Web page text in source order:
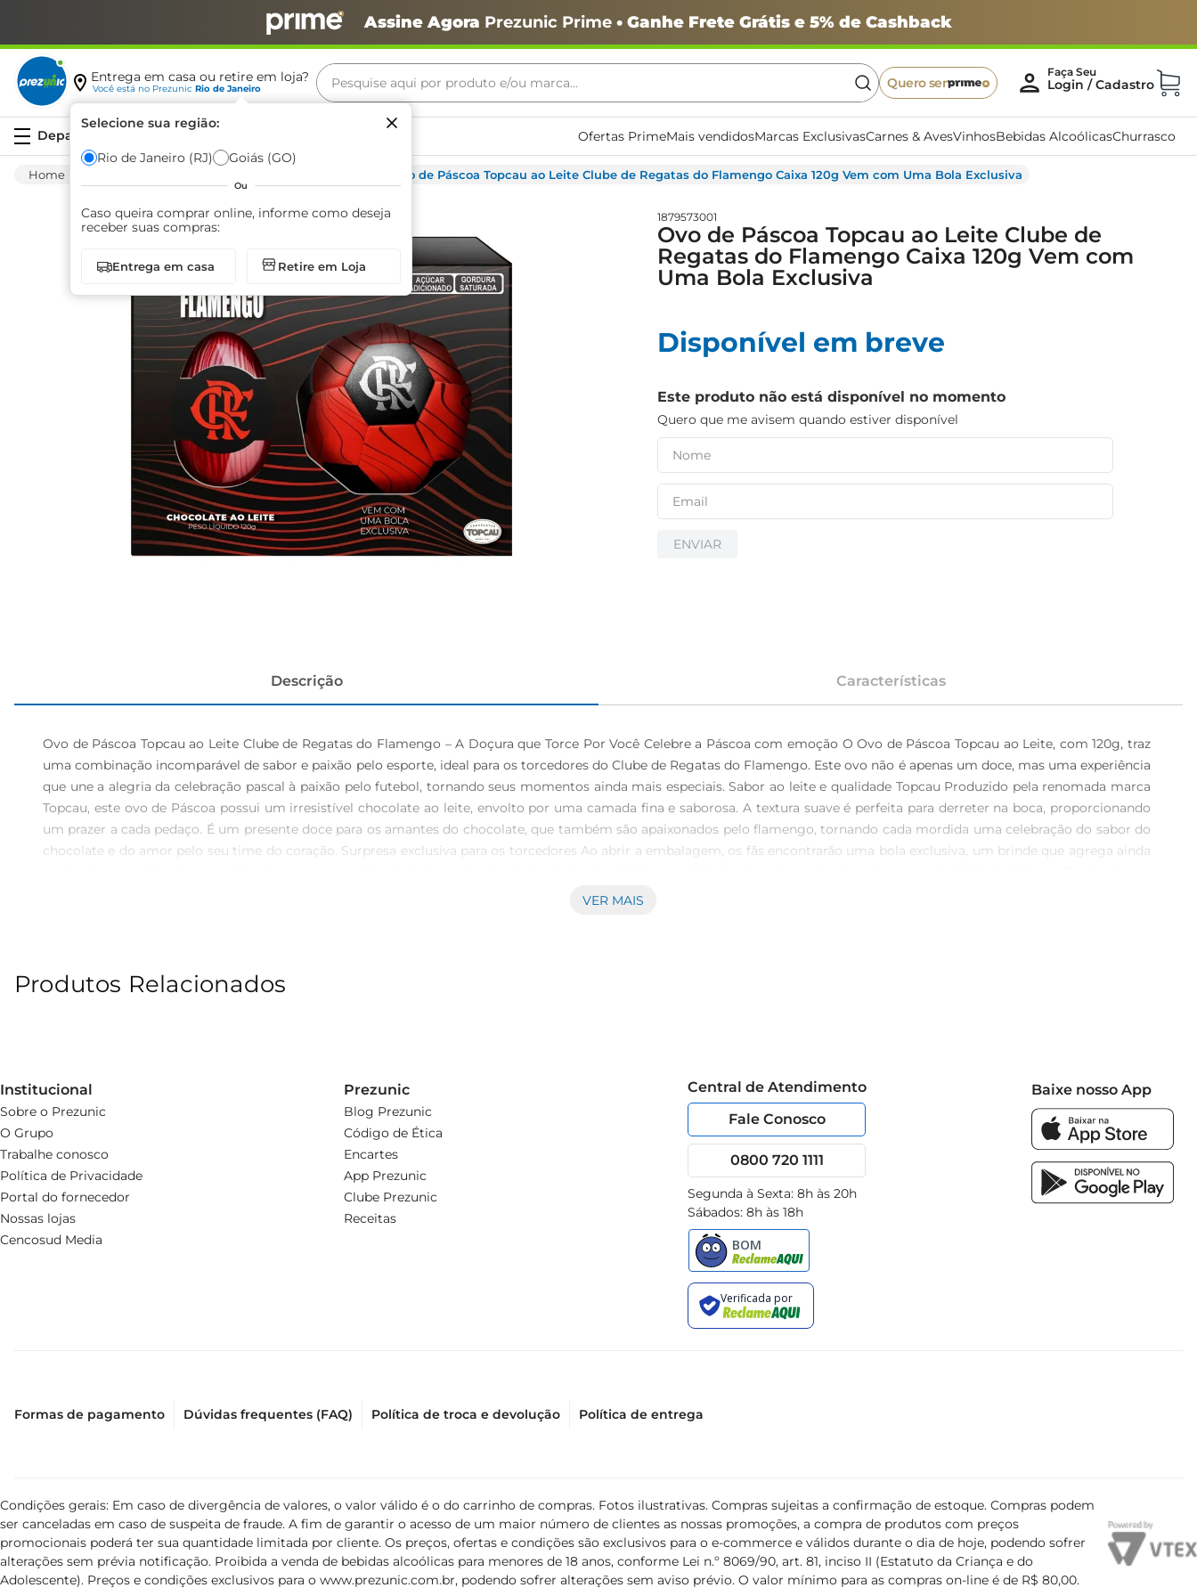
Assine Agora Prezunic Prime• Ganhe Frete Grátis e 5% de Cashback
Entrega em casa ou retire em loja?
Você está no Prezunic Rio de Janeiro
Selecione sua região:
Rio de Janeiro (RJ) Goiás (GO)
Ou
Caso queira comprar online, informe como deseja
receber suas compras:
Entrega em casa Retire em Loja
Pesquise aqui por produto e/ou marca...
Quero ser
Ofertas PrimeMais vendidosMarcas ExclusivasCarnes & AvesVinhosBebidas AlcoólicasChurrasco
Ovo de Páscoa Topcau ao Leite Clube de Regatas do Flamengo Caixa 120g Vem com Uma Bola Exclusiva
1879573001
Ovo de Páscoa Topcau ao Leite Clube de
Regatas do Flamengo Caixa 120g Vem com
Uma Bola Exclusiva
Disponível em breve
Este produto não está disponível no momento
Quero que me avisem quando estiver disponível
ENVIAR
Descrição Características
Ovo de Páscoa Topcau ao Leite Clube de Regatas do Flamengo – A Doçura que Torce Por Você Celebre a Páscoa com emoção O Ovo de Páscoa Topcau ao Leite, com 120g, traz
uma combinação incomparável de sabor e paixão pelo esporte, ideal para os torcedores do Clube de Regatas do Flamengo. Este ovo não é apenas um doce, mas uma experiência
que une a alegria da celebração pascal à paixão pelo futebol, tornando seus momentos ainda mais especiais. Sabor ao leite e qualidade Topcau Produzido pela renomada marca
Topcau, este ovo de Páscoa possui um irresistível chocolate ao leite, envolto por uma camada fina e saborosa. A textura suave é perfeita para derreter na boca, proporcionando
um prazer a cada pedaço. É um presente doce para os amantes do chocolate, que também são apaixonados pelo flamengo, tornando cada mordida uma celebração do sabor do
chocolate e do amor pelo seu time do coração. Surpresa exclusiva para os torcedores Ao abrir a embalagem, os fãs encontrarão uma bola exclusiva, um brinde que agrega ainda
divertida de celebrar e presentear durante este feriado especial, com um toque que só a paixão pelo Flamengo pode trazer. Embalagem ideal para presentes O Ovo de Páscoa
VER MAIS
Produtos Relacionados
Institucional
Sobre o Prezunic
O Grupo
Trabalhe conosco
Política de Privacidade
Portal do fornecedor
Nossas lojas
Cencosud Media
Prezunic
Blog Prezunic
Código de Ética
Encartes
App Prezunic
Clube Prezunic
Receitas
Central de Atendimento
Fale Conosco
0800 720 1111
Segunda à Sexta: 8h às 20h
Sábados: 8h às 18h
Baixe nosso App
Formas de pagamento Dúvidas frequentes (FAQ) Política de troca e devolução Política de entrega
Condições gerais: Em caso de divergência de valores, o valor válido é o do carrinho de compras. Fotos ilustrativas. Compras sujeitas a confirmação de estoque. Compras podem
ser canceladas em caso de suspeita de fraude. A fim de garantir o acesso de um maior número de clientes as nossas promoções, a compra de produtos com preços
promocionais poderá ter sua quantidade limitada por cliente. Os preços, ofertas e condições são exclusivos para o e-commerce e válidos durante o dia de hoje, podendo sofrer
alterações sem prévia notificação. Proibida a venda de bebidas alcoólicas para menores de 18 anos, conforme Lei n.º 8069/90, art. 81, inciso II (Estatuto da Criança e do
Adolescente). Preços e condições exclusivos para o www.prezunic.com.br, podendo sofrer alterações sem aviso prévio. O valor mínimo para as compras on-line é de R$ 80,00.
Termos mais buscados
café
biscoito
azeite
arroz
iogurte
papel higiênico
cerveja